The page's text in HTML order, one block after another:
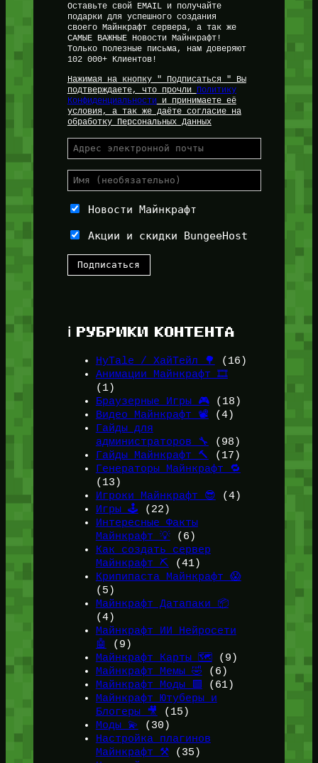
Оставьте свой EMAIL и получайте
подарки для успешного создания
своего Майнкрафт сервера, а так же
САМЫЕ ВАЖНЫЕ Новости Майнкрафт!
Только полезные письма, нам доверяют
102 000+ Клиентов!
Нажимая на кнопку " Подписаться " Вы
подтверждаете, что прочли Политику
Конфиденциальностии принимаете её
условия, а так же даёте согласие на
обработку Персональных Данных
Новости Майнкрафт
Акции и скидки BungeeHost
ℹ️ РУБРИКИ КОНТЕНТА
HyTale / ХайТейл 🌳
(16)
Анимации Майнкрафт 🎞️
(1)
Браузерные Игры 🎮(18)
Видео Майнкрафт 📽️ (4)
Гайды для
администраторов 🔧
(98)
Гайды Майнкрафт 🔨
(17)
Генераторы Майнкрафт 🔁
(13)
Игроки Майнкрафт 😎 (4)
Игры 🕹️ (22)
Интересные Факты
Майнкрафт 💡(6)
Как создать сервер
Майнкрафт ⛏️ (41)
Крипипаста Майнкрафт 😱
(5)
Майнкрафт Датапаки 📦
(4)
Майнкрафт ИИ Нейросети
🤖
(9)
Майнкрафт Карты 🗺️ (9)
Майнкрафт Мемы 🤣 (6)
Майнкрафт Моды 🟩
(61)
Майнкрафт Ютуберы и
Блогеры 🎥
(15)
Моды 💫
(30)
Настройка плагинов
Майнкрафт ⚒️(35)